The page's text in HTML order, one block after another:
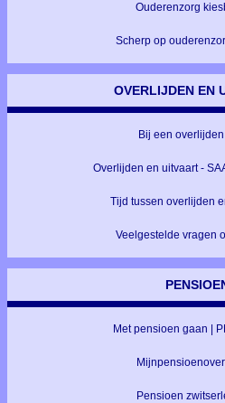
Ouderenzorg
Scherp op
OVERLIJDEN EN
Bij een overlijden
Overlijden en uitvaart -
Tijd tussen overlijden
Veelgestelde vragen
Met pensioen gaan |
Pensioen